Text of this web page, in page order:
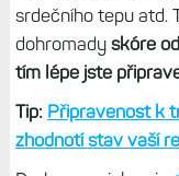
srdečního tepu atd.
dohromady skóre
tím lépe jste
Tip: Připravenost k
zhodnotí stav vaší